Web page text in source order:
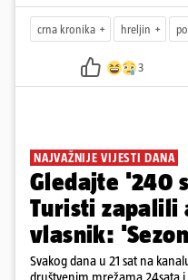
crna kronika hreljin
3
NAJVAŽNIJE VIJESTI DANA
Gledajte '240
Turisti zapalili
vlasnik:
Svakog dana u 21 sat na